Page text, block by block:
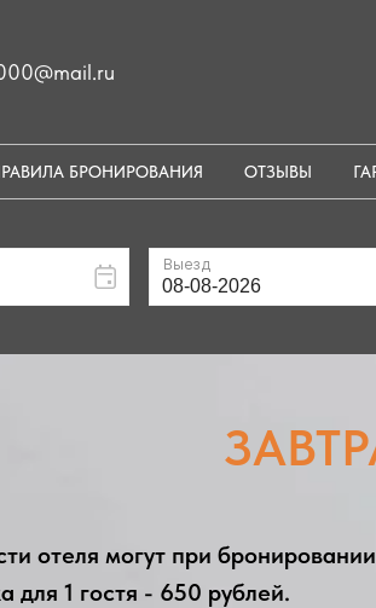
БРОНИРОВАНИЯ ОТЗЫВЫ
отеля могут при
для 1 гостя - 650 рублей.